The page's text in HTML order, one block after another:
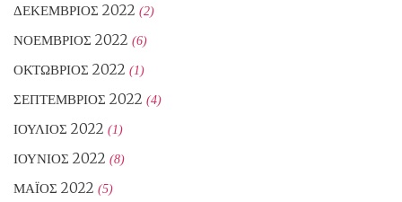
ΔΕΚΈΜΒΡΙΟΣ 2022 (2)
ΝΟΈΜΒΡΙΟΣ 2022 (6)
ΟΚΤΏΒΡΙΟΣ 2022 (1)
ΣΕΠΤΈΜΒΡΙΟΣ 2022 (4)
ΙΟΎΛΙΟΣ 2022 (1)
ΙΟΎΝΙΟΣ 2022 (8)
ΜΆΙΟΣ 2022 (5)